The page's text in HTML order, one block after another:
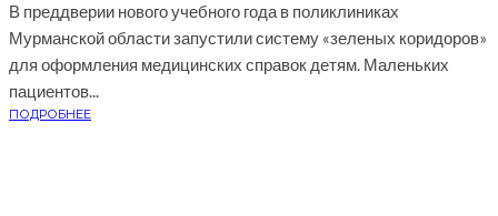
В преддверии нового учебного года в поликлиниках
Мурманской области запустили систему «зеленых коридоров»
для оформления медицинских справок детям. Маленьких
пациентов...
ПОДРОБНЕЕ